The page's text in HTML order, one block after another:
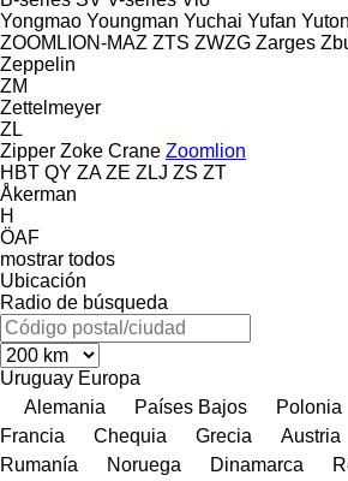
Yongmao Youngman Yuchai Yufan
ZOOMLION-MAZ ZTS ZWZG Zarges
Zeppelin
ZM
Zettelmeyer
ZL
Zipper Zoke Crane Zoomlion
HBT QY ZA ZE ZLJ ZS ZT
Åkerman
H
ÖAF
mostrar todos
Ubicación
Radio de búsqueda
Uruguay Europa
Alemania
Países Bajos Polonia
Francia
Chequia Grecia Austria
Rumanía
Noruega Dinamarca